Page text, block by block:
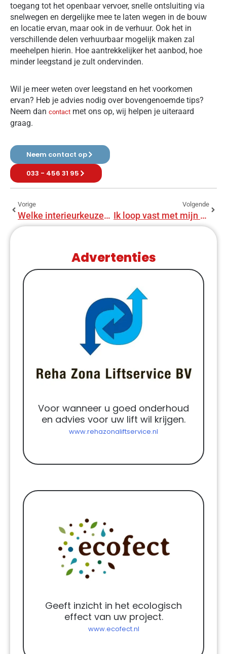
toegang tot het openbaar vervoer, snelle ontsluiting via
snelwegen en dergelijke mee te laten wegen in de bouw
en locatie ervan, maar ook in de verhuur. Ook het in
verschillende delen verhuurbaar mogelijk maken zal
meehelpen hierin. Hoe aantrekkelijker het aanbod, hoe
minder leegstand je zult ondervinden.
Wil je meer weten over leegstand en het voorkomen
ervan? Heb je advies nodig over bovengenoemde tips?
Neem dan contact met ons op, wij helpen je uiteraard
graag.
Neem contact op
033 - 456 31 95
Vorige
Welke interieurkeuzes maak je wanneer je je huis gaat verkopen? De do’s en don’ts van het inrichten.
Volgende
Ik loop vast met mijn bouwbudget, wat nu?
Advertenties
Voor wanneer u goed onderhoud
en advies voor uw lift wil krijgen.
www.rehazonaliftservice.nl
Geeft inzicht in het ecologisch
effect van uw project.
www.ecofect.nl